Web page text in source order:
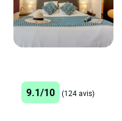
9.1/10 (124 avis)